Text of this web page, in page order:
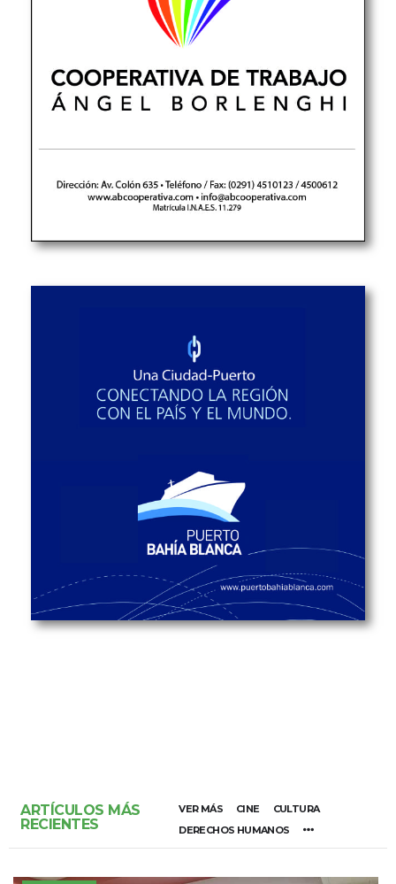
ARTÍCULOS MÁS
RECIENTES
VER MÁS CINE
CULTURA
DERECHOS HUMANOS